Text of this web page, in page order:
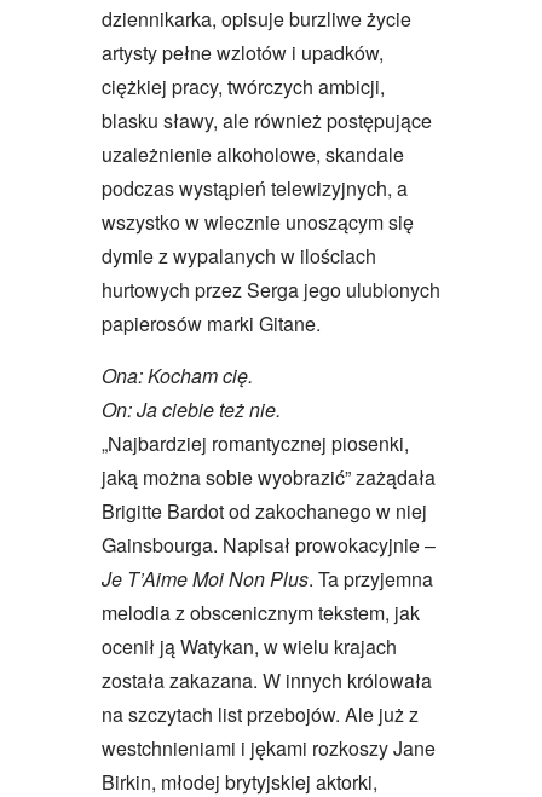
dziennikarka, opisuje burzliwe życie
artysty pełne wzlotów i upadków,
ciężkiej pracy, twórczych ambicji,
blasku sławy, ale również postępujące
uzależnienie alkoholowe, skandale
podczas wystąpień telewizyjnych, a
wszystko w wiecznie unoszącym się
dymie z wypalanych w ilościach
hurtowych przez Serga jego ulubionych
papierosów marki Gitane.
Ona: Kocham cię.
On: Ja ciebie też nie.
„Najbardziej romantycznej piosenki,
jaką można sobie wyobrazić” zażądała
Brigitte Bardot od zakochanego w niej
Gainsbourga. Napisał prowokacyjnie –
Je T’Aime Moi Non Plus. Ta przyjemna
melodia z obscenicznym tekstem, jak
ocenił ją Watykan, w wielu krajach
została zakazana. W innych królowała
na szczytach list przebojów. Ale już z
westchnieniami i jękami rozkoszy Jane
Birkin, młodej brytyjskiej aktorki,